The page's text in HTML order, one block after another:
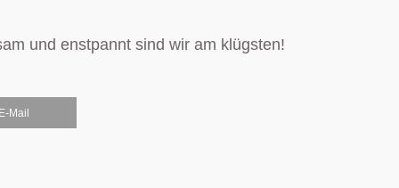
und enstpannt sind wir am klügsten!
E-Mail